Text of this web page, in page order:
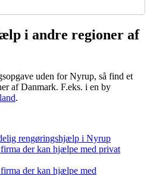
i andre regioner af
uden for Nyrup, så find et
af Danmark. F.eks. i en by
.
rengøringshjælp i Nyrup
der kan hjælpe med privat
der kan hjælpe med